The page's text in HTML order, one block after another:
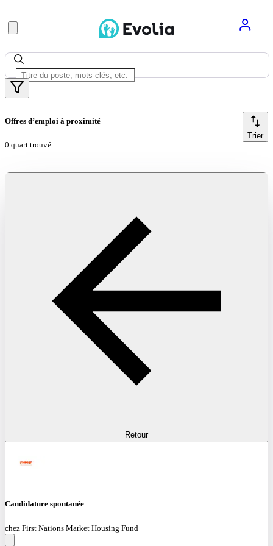
Offres d’emploi à proximité
0 quart trouvé
Trier
Retour
Candidature spontanée
chez First Nations Market Housing Fund